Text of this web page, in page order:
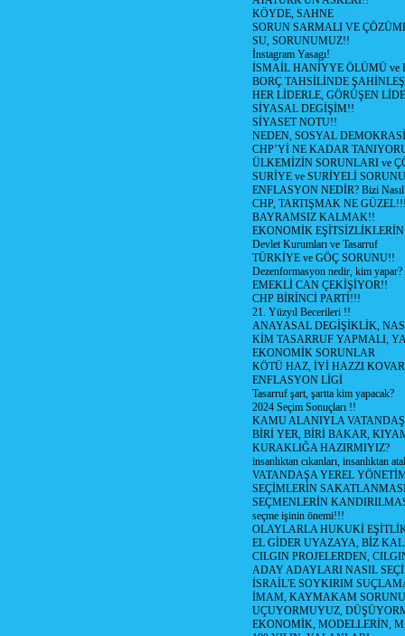
KÖYDE, SAHNE
SORUN SARMALI VE
SU, SORUNUMUZ!!
İnstagram Yasagı!
İSMAİL HANİYYE ÖLÜMÜ ve
BORÇ TAHSİLİNDE
HER LİDERLE, GÖRÜŞEN
SİYASAL DEGİŞİM!!
SİYASET NOTU!!
NEDEN, SOSYAL
CHP’Yİ NE KADAR
ÜLKEMİZİN SORUNLARI ve
SURİYE ve SURİYELİ
ENFLASYON NEDİR? Bizi
CHP, TARTIŞMAK NE
BAYRAMSIZ KALMAK!!
EKONOMİK
Devlet Kurumları ve Tasarruf
TÜRKİYE ve GÖÇ SORUNU!!
Dezenformasyon nedir, kim yapar?
EMEKLİ CAN ÇEKİŞİYOR!!
CHP BİRİNCİ PARTİ!!!
21. Yüzyıl Becerileri !!
ANAYASAL DEGİŞİKLİK,
KİM TASARRUF YAPMALI,
EKONOMİK SORUNLAR
KÖTÜ HAZ, İYİ HAZZI
ENFLASYON LİGİ
Tasarruf şart, şartta kim yapacak?
2024 Seçim Sonuçları !!
KAMU ALANIYLA
BİRİ YER, BİRİ BAKAR,
KURAKLIĞA HAZIRMIYIZ?
insanlıktan cıkanları, insanlıktan
VATANDAŞA YEREL
SEÇİMLERİN
SEÇMENLERİN
seçme işinin önemi!!!
OLAYLARLA HUKUKİ
EL GİDER UYAZAYA, BİZ
CILGIN PROJELERDEN,
ADAY ADAYLARI NASIL
İSRAİL'E SOYKIRIM
İMAM, KAYMAKAM SORUNU
UÇUYORMUYUZ,
EKONOMİK, MODELLERİN,